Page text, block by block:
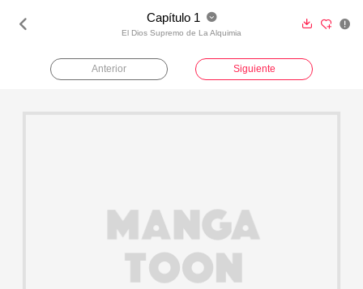
 Capítulo 1 
El Dios Supremo de La Alquimia
  
Anterior Siguiente